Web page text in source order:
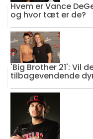
Hvem er Vance
og hvor tæt er de?
'Big Brother 21': Vil
tilbagevendende